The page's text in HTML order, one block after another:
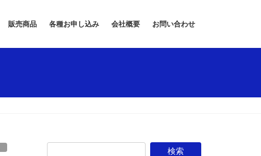
販売商品 各種お申し込み 会社概要 お問い合わせ